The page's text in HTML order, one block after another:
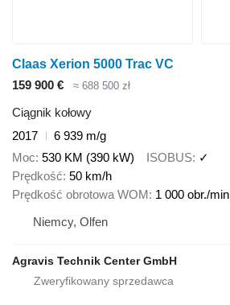
Claas Xerion 5000 Trac VC
159 900 €
≈ 688 500 zł
Ciągnik kołowy
2017
6 939 m/g
Moc 530 KM (390 kW) ISOBUS ✓
Prędkość 50 km/h
Prędkość obrotowa WOM 1 000 obr./min
Niemcy, Olfen
Agravis Technik Center GmbH